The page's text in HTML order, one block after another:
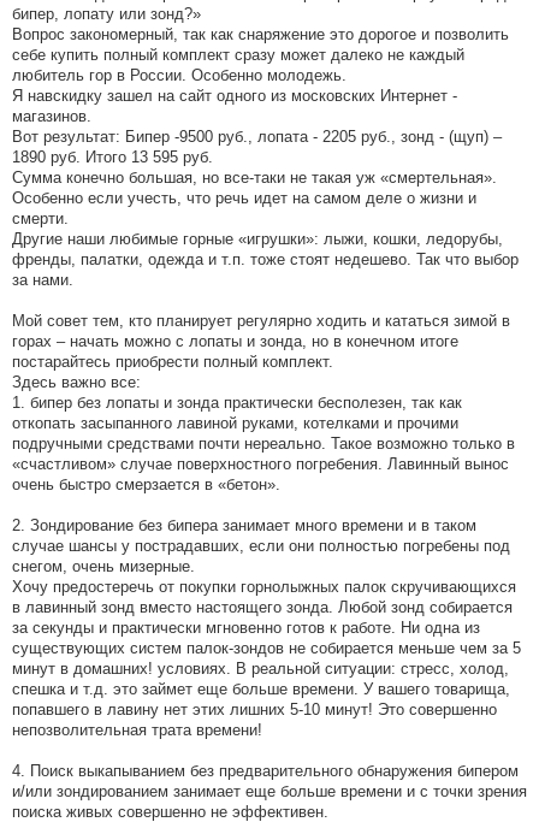
бипер, лопату или зонд?»
Вопрос закономерный, так как снаряжение это дорогое и позволить
себе купить полный комплект сразу может далеко не каждый
любитель гор в России. Особенно молодежь.
Я навскидку зашел на сайт одного из московских Интернет -
магазинов.
Вот результат: Бипер -9500 руб., лопата - 2205 руб., зонд - (щуп) –
1890 руб. Итого 13 595 руб.
Сумма конечно большая, но все-таки не такая уж «смертельная».
Особенно если учесть, что речь идет на самом деле о жизни и
смерти.
Другие наши любимые горные «игрушки»: лыжи, кошки, ледорубы,
френды, палатки, одежда и т.п. тоже стоят недешево. Так что выбор
за нами.
Мой совет тем, кто планирует регулярно ходить и кататься зимой в
горах – начать можно с лопаты и зонда, но в конечном итоге
постарайтесь приобрести полный комплект.
Здесь важно все:
1. бипер без лопаты и зонда практически бесполезен, так как
откопать засыпанного лавиной руками, котелками и прочими
подручными средствами почти нереально. Такое возможно только в
«счастливом» случае поверхностного погребения. Лавинный вынос
очень быстро смерзается в «бетон».
2. Зондирование без бипера занимает много времени и в таком
случае шансы у пострадавших, если они полностью погребены под
снегом, очень мизерные.
Хочу предостеречь от покупки горнолыжных палок скручивающихся
в лавинный зонд вместо настоящего зонда. Любой зонд собирается
за секунды и практически мгновенно готов к работе. Ни одна из
существующих систем палок-зондов не собирается меньше чем за 5
минут в домашних! условиях. В реальной ситуации: стресс, холод,
спешка и т.д. это займет еще больше времени. У вашего товарища,
попавшего в лавину нет этих лишних 5-10 минут! Это совершенно
непозволительная трата времени!
4. Поиск выкапыванием без предварительного обнаружения бипером
и/или зондированием занимает еще больше времени и с точки зрения
поиска живых совершенно не эффективен.